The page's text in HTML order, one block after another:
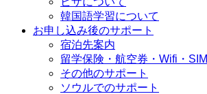
韓国語学習について
お申し込み後のサポート
宿泊先案内
留学保険・航空券・Wifi・SIM
その他のサポート
ソウルでのサポート